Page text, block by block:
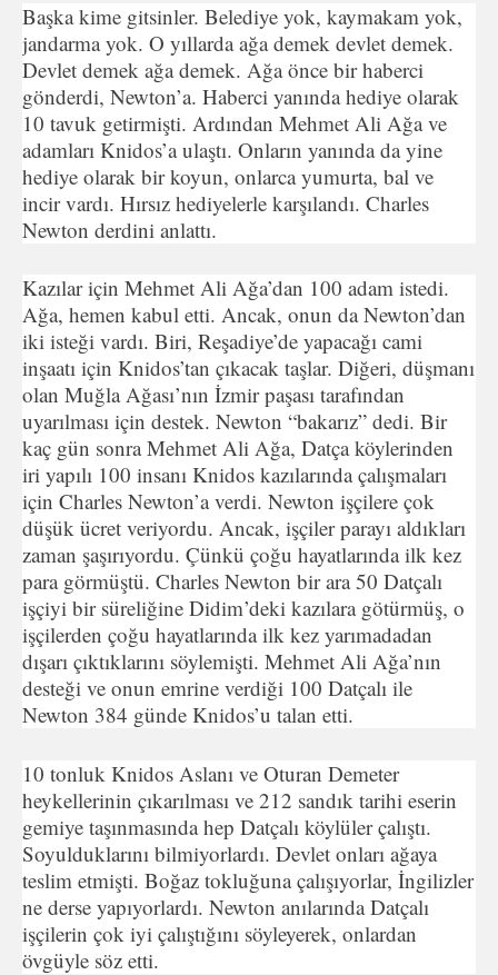
Başka kime gitsinler. Belediye yok, kaymakam yok,
jandarma yok. O yıllarda ağa demek devlet demek.
Devlet demek ağa demek. Ağa önce bir haberci
gönderdi, Newton’a. Haberci yanında hediye olarak
10 tavuk getirmişti. Ardından Mehmet Ali Ağa ve
adamları Knidos’a ulaştı. Onların yanında da yine
hediye olarak bir koyun, onlarca yumurta, bal ve
incir vardı. Hırsız hediyelerle karşılandı. Charles
Newton derdini anlattı.
Kazılar için Mehmet Ali Ağa’dan 100 adam istedi.
Ağa, hemen kabul etti. Ancak, onun da Newton’dan
iki isteği vardı. Biri, Reşadiye’de yapacağı cami
inşaatı için Knidos’tan çıkacak taşlar. Diğeri, düşmanı
olan Muğla Ağası’nın İzmir paşası tarafından
uyarılması için destek. Newton “bakarız” dedi. Bir
kaç gün sonra Mehmet Ali Ağa, Datça köylerinden
iri yapılı 100 insanı Knidos kazılarında çalışmaları
için Charles Newton’a verdi. Newton işçilere çok
düşük ücret veriyordu. Ancak, işçiler parayı aldıkları
zaman şaşırıyordu. Çünkü çoğu hayatlarında ilk kez
para görmüştü. Charles Newton bir ara 50 Datçalı
işçiyi bir süreliğine Didim’deki kazılara götürmüş, o
işçilerden çoğu hayatlarında ilk kez yarımadadan
dışarı çıktıklarını söylemişti. Mehmet Ali Ağa’nın
desteği ve onun emrine verdiği 100 Datçalı ile
Newton 384 günde Knidos’u talan etti.
10 tonluk Knidos Aslanı ve Oturan Demeter
heykellerinin çıkarılması ve 212 sandık tarihi eserin
gemiye taşınmasında hep Datçalı köylüler çalıştı.
Soyulduklarını bilmiyorlardı. Devlet onları ağaya
teslim etmişti. Boğaz tokluğuna çalışıyorlar, İngilizler
ne derse yapıyorlardı. Newton anılarında Datçalı
işçilerin çok iyi çalıştığını söyleyerek, onlardan
övgüyle söz etti.